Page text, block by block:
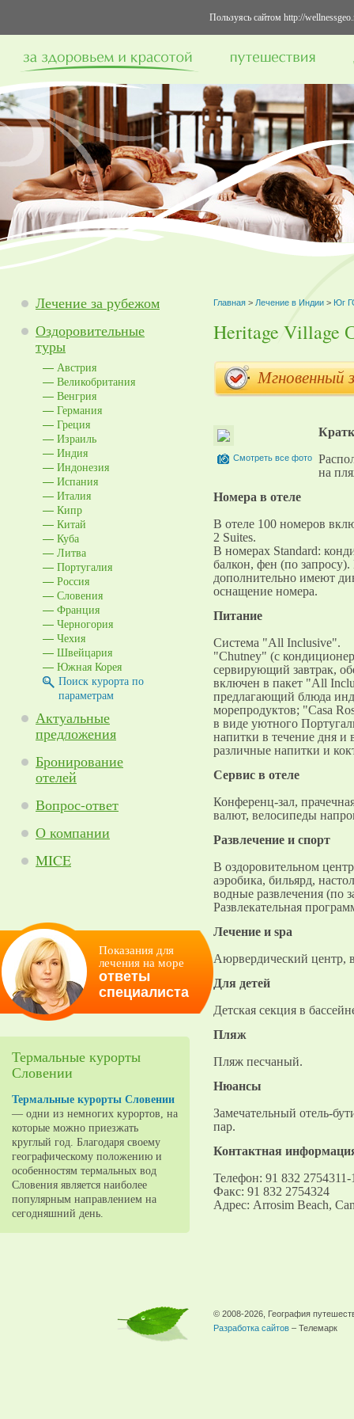
Пользуясь сайтом http://
Лечение за рубежом
Оздоровительные
туры
Австрия
Великобритания
Венгрия
Германия
Греция
Израиль
Индия
Индонезия
Испания
Италия
Кипр
Китай
Куба
Литва
Португалия
Россия
Словения
Франция
Черногория
Чехия
Швейцария
Южная Корея
Поиск курорта по
параметрам
Актуальные
предложения
Бронирование
отелей
Вопрос-ответ
О компании
MICE
Показания для
лечения на море
ответы
специалиста
Термальные курорты
Словении
Термальные курорты Словении
— одни из немногих курортов, на
которые можно приезжать
круглый год. Благодаря своему
географическому положению и
особенностям термальных вод
Словения является наиболее
популярным направлением на
сегодняшний день.
Главная > Лечение в Индии > Юг
Heritage Village
Мгновенный
Смотреть все фото
на
Номера в отеле
В отеле 100 номеров
2 Suites.
В номерах Standard:
балкон, фен (по
дополнительно имеют
оснащение номера.
Питание
Система "All Inclusive".
"Chutney" (с
сервирующий завтрак,
включен в пакет "All
предлагающий блюда
морепродуктов; "Casa
в виде уютного
напитки в течение дня и
различные напитки и
Cервис в отеле
Конференц-зал,
валют, велосипеды
Развлечение и спорт
В оздоровительном
аэробика, бильярд,
водные развлечения (по
Развлекательная
Лечение и spa
Аюрвердический центр,
Для детей
Детская секция в
Пляж
Пляж песчаный.
Нюансы
Замечательный отель-
пар.
Контактная
Телефон: 91 832 2754311-
Факс: 91 832 2754324
Адрес: Arrosim Beach,
© 2008-2026, География
Разработка сайтов – Телемарк